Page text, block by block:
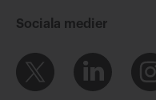
Sociala medier